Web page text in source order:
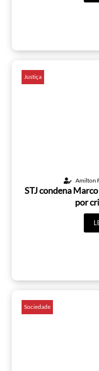
Justiça
Amilton
STJ condena
por
Sociedade